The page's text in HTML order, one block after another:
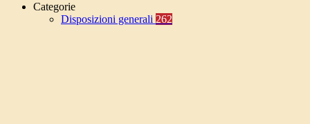
Categorie
Disposizioni generali 262